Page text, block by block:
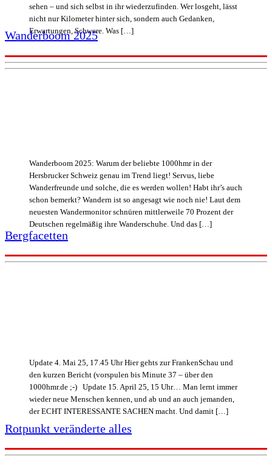
sehen – und sich selbst in ihr wiederzufinden. Wer losgeht, lässt
nicht nur Kilometer hinter sich, sondern auch Gedanken,
Erwartungen, Schwere. Was […]
Wanderboom 2025: Warum der beliebte 1000hmr in der
Hersbrucker Schweiz genau im Trend liegt! Servus, liebe
Wanderfreunde und solche, die es werden wollen! Habt ihr’s auch
schon bemerkt? Wandern ist so angesagt wie noch nie! Laut dem
neuesten Wandermonitor schnüren mittlerweile 70 Prozent der
Deutschen regelmäßig ihre Wanderschuhe. Und das […]
Wanderboom 2025
Update 4. Mai 25, 17.45 Uhr Hier gehts zur FrankenSchau und
den kurzen Bericht (vorspulen bis Minute 37 – über den
1000hmr.de ;-) Update 15. April 25, 15 Uhr… Man lernt immer
wieder neue Menschen kennen, und ab und an auch jemanden,
der ECHT INTERESSANTE SACHEN macht. Und damit […]
Bergfacetten
Rotpunkt veränderte alles